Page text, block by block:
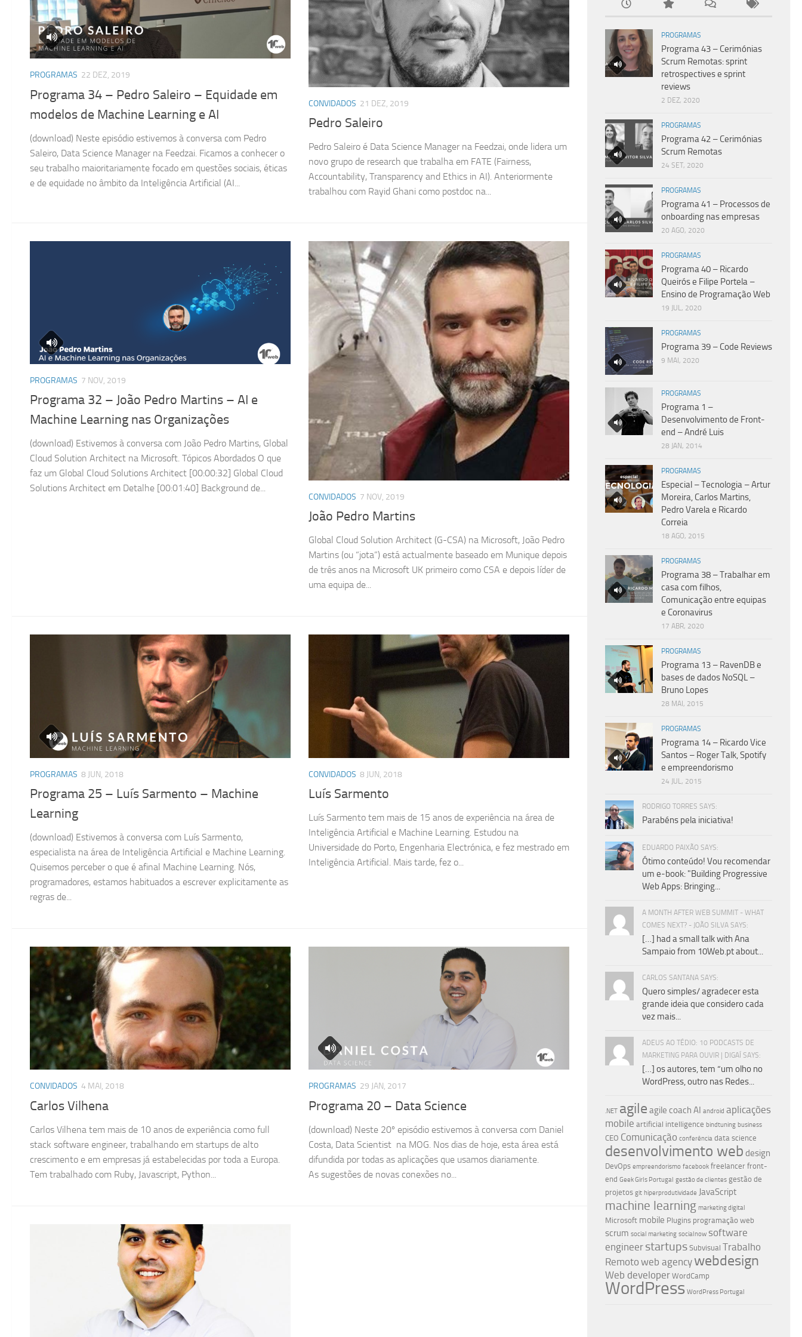
PROGRAMAS 22 DEZ, 2019
Programa 34 – Pedro Saleiro – Equidade em
modelos de Machine Learning e AI
(download) Neste episódio estivemos à conversa com Pedro
Saleiro, Data Science Manager na Feedzai. Ficamos a conhecer o
seu trabalho maioritariamente focado em questões sociais, éticas
e de equidade no âmbito da Inteligência Artificial (AI...
CONVIDADOS 21 DEZ, 2019
Pedro Saleiro
Pedro Saleiro é Data Science Manager na Feedzai, onde lidera um
novo grupo de research que trabalha em FATE (Fairness,
Accountability, Transparency and Ethics in AI). Anteriormente
trabalhou com Rayid Ghani como postdoc na...
PROGRAMAS 7 NOV, 2019
Programa 32 – João Pedro Martins – AI e
Machine Learning nas Organizações
(download) Estivemos à conversa com João Pedro Martins, Global
Cloud Solution Architect na Microsoft. Tópicos Abordados O que
faz um Global Cloud Solutions Architect [00:00:32] Global Cloud
Solutions Architect em Detalhe [00:01:40] Background de...
CONVIDADOS 7 NOV, 2019
João Pedro Martins
Global Cloud Solution Architect (G-CSA) na Microsoft, João Pedro
Martins (ou “jota”) está actualmente baseado em Munique depois
de três anos na Microsoft UK primeiro como CSA e depois líder de
uma equipa de...
PROGRAMAS 8 JUN, 2018
Programa 25 – Luís Sarmento – Machine
Learning
(download) Estivemos à conversa com Luís Sarmento,
especialista na área de Inteligência Artificial e Machine Learning.
Quisemos perceber o que é afinal Machine Learning. Nós,
programadores, estamos habituados a escrever explicitamente as
regras de...
CONVIDADOS 8 JUN, 2018
Luís Sarmento
Luís Sarmento tem mais de 15 anos de experiência na área de
Inteligência Artificial e Machine Learning. Estudou na
Universidade do Porto, Engenharia Electrónica, e fez mestrado em
Inteligência Artificial. Mais tarde, fez o...
CONVIDADOS 4 MAI, 2018
Carlos Vilhena
Carlos Vilhena tem mais de 10 anos de experiência como full
stack software engineer, trabalhando em startups de alto
crescimento e em empresas já estabelecidas por toda a Europa.
Tem trabalhado com Ruby, Javascript, Python...
PROGRAMAS 29 JAN, 2017
Programa 20 – Data Science
(download) Neste 20º episódio estivemos à conversa com Daniel
Costa, Data Scientist na MOG. Nos dias de hoje, esta área está
difundida por todas as aplicações que usamos diariamente.
As sugestões de novas conexões no...
PROGRAMAS
Programa 43 – Cerimónias
Scrum Remotas: sprint
retrospectives e sprint
reviews
2 DEZ, 2020
PROGRAMAS
Programa 42 – Cerimónias
Scrum Remotas
24 SET, 2020
PROGRAMAS
Programa 41 – Processos de
onboarding nas empresas
20 AGO, 2020
PROGRAMAS
Programa 40 – Ricardo
Queirós e Filipe Portela –
Ensino de Programação Web
19 JUL, 2020
PROGRAMAS
Programa 39 – Code Reviews
9 MAI, 2020
PROGRAMAS
Programa 1 –
Desenvolvimento de Front-
end – André Luis
28 JAN, 2014
PROGRAMAS
Especial – Tecnologia – Artur
Moreira, Carlos Martins,
Pedro Varela e Ricardo
Correia
18 AGO, 2015
PROGRAMAS
Programa 38 – Trabalhar em
casa com filhos,
Comunicação entre equipas
e Coronavirus
17 ABR, 2020
PROGRAMAS
Programa 13 – RavenDB e
bases de dados NoSQL –
Bruno Lopes
28 MAI, 2015
PROGRAMAS
Programa 14 – Ricardo Vice
Santos – Roger Talk, Spotify
e empreendorismo
24 JUL, 2015
RODRIGO TORRES SAYS:
Parabéns pela iniciativa!
EDUARDO PAIXÃO SAYS:
Ótimo conteúdo! Vou recomendar
um e-book: "Building Progressive
Web Apps: Bringing...
A MONTH AFTER WEB SUMMIT - WHAT
COMES NEXT? - JOÃO SILVA SAYS:
[…] had a small talk with Ana
Sampaio from 10Web.pt about...
CARLOS SANTANA SAYS:
Quero simples/ agradecer esta
grande ideia que considero cada
vez mais...
ADEUS AO TÉDIO: 10 PODCASTS DE
MARKETING PARA OUVIR | DIGAÍ SAYS:
[…] os autores, tem “um olho no
WordPress, outro nas Redes...
.NET agile agile coach AI android aplicações
mobile artificial intelligence bindtuning business
CEO Comunicação conferência data science
desenvolvimento web design
DevOps empreendorismo facebook freelancer front-
end Geek Girls Portugal gestão de clientes gestão de
projetos git hiperprodutividade JavaScript
machine learning marketing digital
Microsoft mobile Plugins programação web
scrum social marketing socialnow software
engineer startups Subvisual Trabalho
Remoto web agency webdesign
Web developer WordCamp
WordPress WordPress Portugal